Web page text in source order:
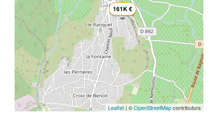
161K €
Leaflet | ©OpenStreetMapcontributors